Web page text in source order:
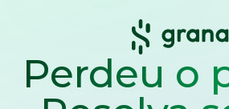
Perdeu o